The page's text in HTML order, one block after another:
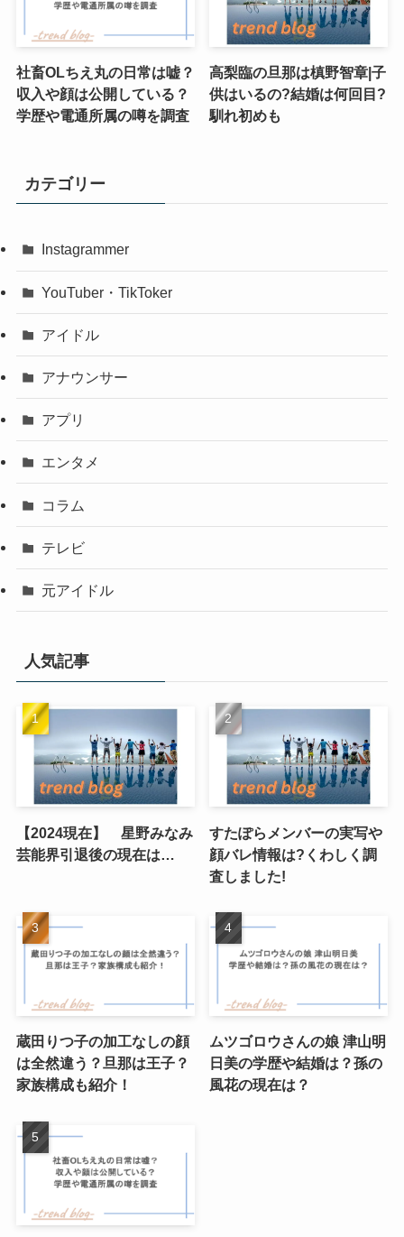
社畜OLちえ丸の日常は嘘？
収入や顔は公開している？
学歴や電通所属の噂を調査
高梨臨の旦那は槙野智章|子
供はいるの?結婚は何回目?
馴れ初めも
カテゴリー
Instagrammer
YouTuber・TikToker
アイドル
アナウンサー
アプリ
エンタメ
コラム
テレビ
元アイドル
人気記事
【2024現在】 星野みなみ
芸能界引退後の現在は…
すたぽらメンバーの実写や
顔バレ情報は?くわしく調
査しました!
蔵田りつ子の加工なしの顔
は全然違う？旦那は王子？
家族構成も紹介！
ムツゴロウさんの娘 津山明
日美の学歴や結婚は？孫の
風花の現在は？